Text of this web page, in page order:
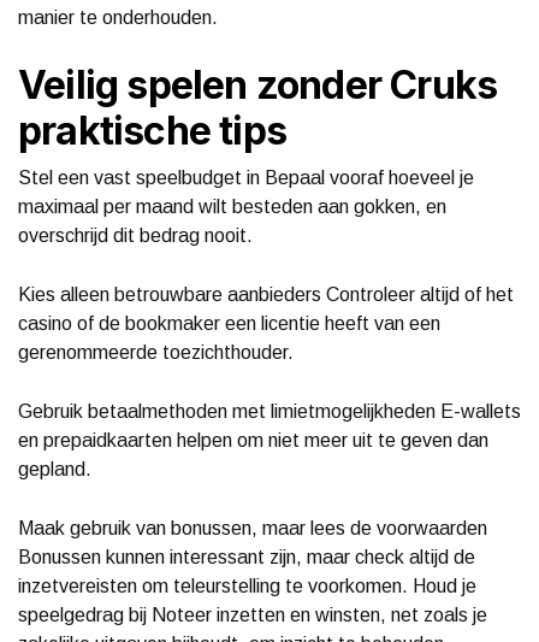
manier te onderhouden.
Veilig spelen zonder Cruks
praktische tips
Stel een vast speelbudget in Bepaal vooraf hoeveel je
maximaal per maand wilt besteden aan gokken, en
overschrijd dit bedrag nooit.
Kies alleen betrouwbare aanbieders Controleer altijd of het
casino of de bookmaker een licentie heeft van een
gerenommeerde toezichthouder.
Gebruik betaalmethoden met limietmogelijkheden E-wallets
en prepaidkaarten helpen om niet meer uit te geven dan
gepland.
Maak gebruik van bonussen, maar lees de voorwaarden
Bonussen kunnen interessant zijn, maar check altijd de
inzetvereisten om teleurstelling te voorkomen. Houd je
speelgedrag bij Noteer inzetten en winsten, net zoals je